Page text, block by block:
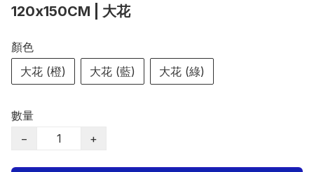
120x150CM | 大花
顏色
大花 (橙)
大花 (藍) 大花 (綠)
數量
−
+